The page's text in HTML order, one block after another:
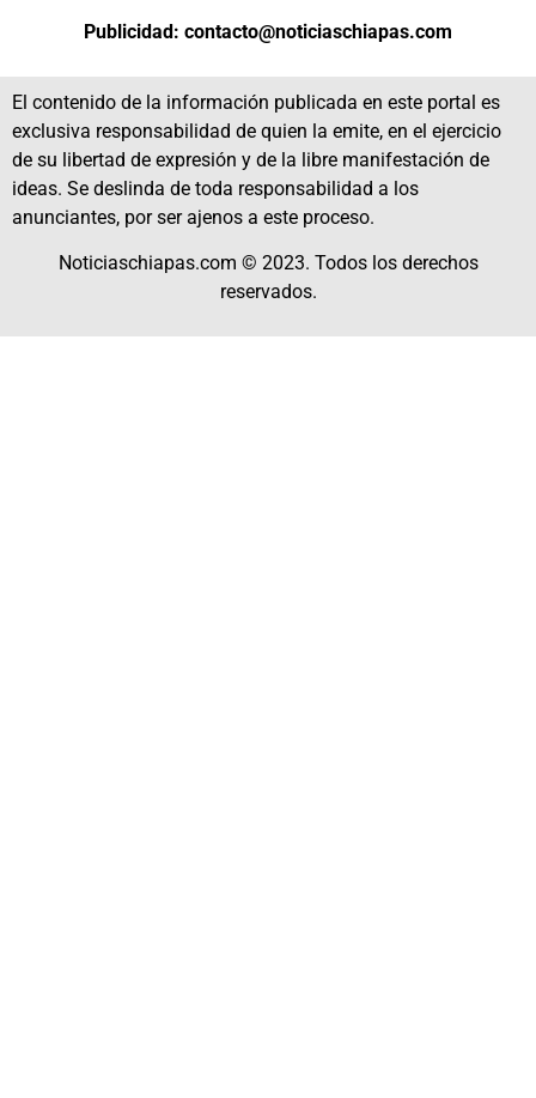
Publicidad: contacto@noticiaschiapas.com
El contenido de la información publicada en este portal es
exclusiva responsabilidad de quien la emite, en el ejercicio
de su libertad de expresión y de la libre manifestación de
ideas. Se deslinda de toda responsabilidad a los
anunciantes, por ser ajenos a este proceso.
Noticiaschiapas.com © 2023. Todos los derechos
reservados.